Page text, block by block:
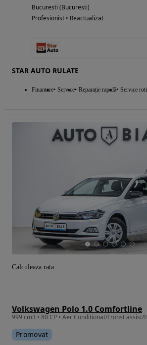
Bucuresti (Bucuresti)
Profesionist • Reactualizat
STAR AUTO RULATE
Finantare Service Reparație rapidă Service roti
Volkswagen Polo 1.0 Comfortline
Promovat
Calculeaza rata